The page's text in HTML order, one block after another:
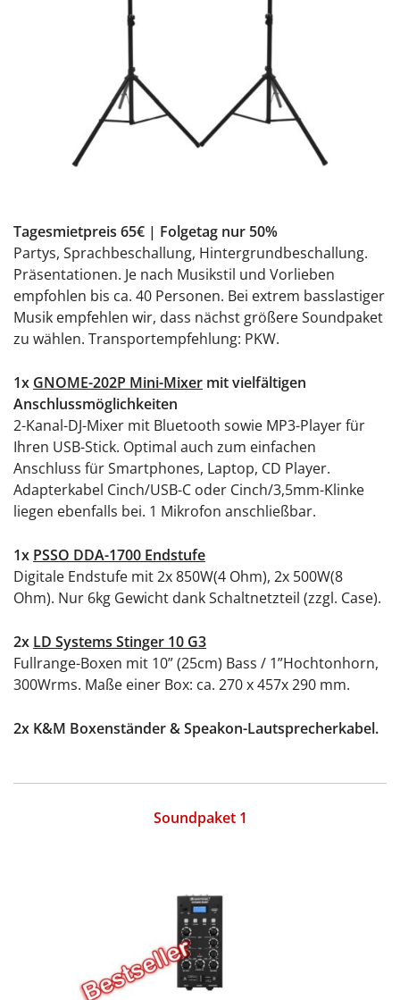
Tagesmietpreis 65€ | Folgetag nur 50%
Partys, Sprachbeschallung, Hintergrundbeschallung.
Präsentationen. Je nach Musikstil und Vorlieben
empfohlen bis ca. 40 Personen. Bei extrem basslastiger
Musik empfehlen wir, dass nächst größere Soundpaket
zu wählen. Transportempfehlung: PKW.
1x GNOME-202P Mini-Mixer mit vielfältigen
Anschlussmöglichkeiten
2-Kanal-DJ-Mixer mit Bluetooth sowie MP3-Player für
Ihren USB-Stick. Optimal auch zum einfachen
Anschluss für Smartphones, Laptop, CD Player.
Adapterkabel Cinch/USB-C oder Cinch/3,5mm-Klinke
liegen ebenfalls bei. 1 Mikrofon anschließbar.
1x PSSO DDA-1700 Endstufe
Digitale Endstufe mit 2x 850W(4 Ohm), 2x 500W(8
Ohm). Nur 6kg Gewicht dank Schaltnetzteil (zzgl. Case).
2x LD Systems Stinger 10 G3
Fullrange-Boxen mit 10” (25cm) Bass / 1”Hochtonhorn,
300Wrms. Maße einer Box: ca. 270 x 457x 290 mm.
2x K&M Boxenständer & Speakon-Lautsprecherkabel.
Soundpaket 1